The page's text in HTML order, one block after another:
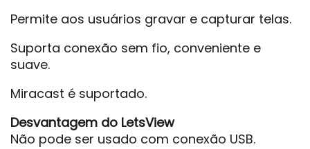
Permite aos usuários gravar e capturar telas.
Suporta conexão sem fio, conveniente e
suave.
Miracast é suportado.
Desvantagem do LetsView
Não pode ser usado com conexão USB.